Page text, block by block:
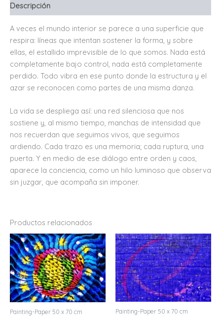
Descripción
A veces el mundo interior se parece a una superficie que
respira: líneas que intentan sostener la forma, y sobre
ellas, el estallido imprevisible de lo que somos. Nada está
completamente bajo control, nada está completamente
perdido. Todo vibra en ese punto donde la estructura y el
azar se reconocen como partes de una misma danza.
La vida se despliega así: una red silenciosa que nos
sostiene y, al mismo tiempo, manchas de intensidad que
nos recuerdan que seguimos vivos, que seguimos
ardiendo. Cada trazo es una memoria; cada ruptura, una
puerta. Y en medio de ese diálogo entre orden y caos,
aparece la conciencia, como un hilo luminoso que observa
sin juzgar, que acompaña sin imponer.
Productos relacionados
Painting-Paper 50 x 70 cm Painting-Paper 50 x 70 cm